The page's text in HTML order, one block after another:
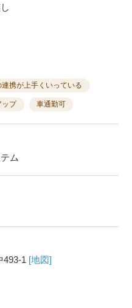
携が上手くいっている
ップ 車通勤可
ム
493-1 [地図]